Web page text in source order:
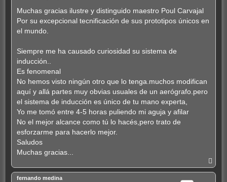
n
a
j
e
Muchas gracias ilustre y distinguido maestro Poul Carvajal
Por su excepcional tecnificación de sus prototipos únicos en
el mundo.
Siempre me ha causado curiosidad su sistema de
inducción..
Es fenomenal
No hemos visto ningún otro que lo tenga.muchos modifican
aquí y allá partes muy obvias usuales de un aerógrafo.pero
el sistema de inducción es único de tu mano experta,
Yo me tomó entre 4-5 horas puliendo mi aguja y afilar
No el mejor alcance como tú lo hacés,pero trato de
esforzarme para hacerlo mejor.
Saludos
Muchas gracias...
r
r
fernando medina